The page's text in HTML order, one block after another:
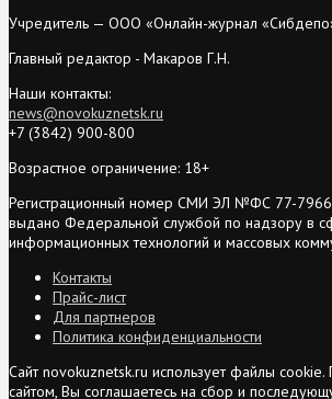
Учредитель — ООО «Онлайн-журнал
Главный редактор - Макаров Г.Н.
Наши контакты:
news@novokuznetsk.ru
+7 (3842) 900-800
Возрастное ограничение: 18+
Регистрационный номер СМИ ЭЛ №ФС 77-
выдано Федеральной службой по надзору в
информационных технологий и массовых
Контакты
Прайс-лист
Для партнеров
Политика конфиденциальности
Сайт novokuznetsk.ru использует файлы
сайтом, Вы соглашаетесь на сбор и